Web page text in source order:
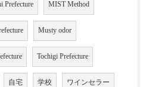
Prefecture MIST Method
Musty odor
Tochigi Prefecture
自宅 学校 ワインセラー